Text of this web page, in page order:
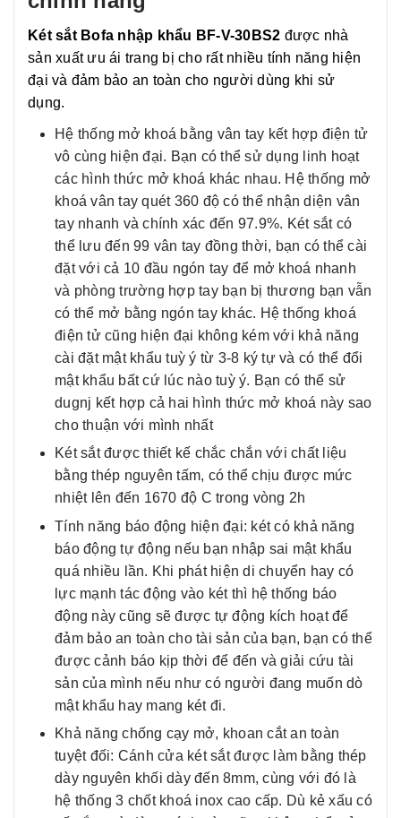
Két sắt Bofa nhập khẩu BF-V-30BS2 được nhà
sản xuất ưu ái trang bị cho rất nhiều tính năng hiện
đại và đảm bảo an toàn cho người dùng khi sử
dụng.
Hệ thống mở khoá bằng vân tay kết hợp điện tử
vô cùng hiện đại. Bạn có thể sử dụng linh hoạt
các hình thức mở khoá khác nhau. Hệ thống mở
khoá vân tay quét 360 độ có thể nhận diện vân
tay nhanh và chính xác đến 97.9%. Két sắt có
thể lưu đến 99 vân tay đồng thời, bạn có thể cài
đặt với cả 10 đầu ngón tay để mở khoá nhanh
và phòng trường hợp tay bạn bị thương bạn vẫn
có thể mở bằng ngón tay khác. Hệ thống khoá
điện tử cũng hiện đại không kém với khả năng
cài đặt mật khẩu tuỳ ý từ 3-8 ký tự và có thể đổi
mật khẩu bất cứ lúc nào tuỳ ý. Bạn có thể sử
dugnj kết hợp cả hai hình thức mở khoá này sao
cho thuận với mình nhất
Két sắt được thiết kế chắc chắn với chất liệu
bằng thép nguyên tấm, có thể chịu được mức
nhiệt lên đến 1670 độ C trong vòng 2h
Tính năng báo động hiện đại: két có khả năng
báo động tự động nếu bạn nhập sai mật khẩu
quá nhiều lần. Khi phát hiện di chuyển hay có
lực mạnh tác động vào két thì hệ thống báo
động này cũng sẽ được tự động kích hoạt để
đảm bảo an toàn cho tài sản của bạn, bạn có thể
được cảnh báo kịp thời để đến và giải cứu tài
sản của mình nếu như có người đang muốn dò
mật khẩu hay mang két đi.
Khả năng chống cạy mở, khoan cắt an toàn
tuyệt đối: Cánh cửa két sắt được làm bằng thép
dày nguyên khối dày đến 8mm, cùng với đó là
hệ thống 3 chốt khoá inox cao cấp. Dù kẻ xấu có